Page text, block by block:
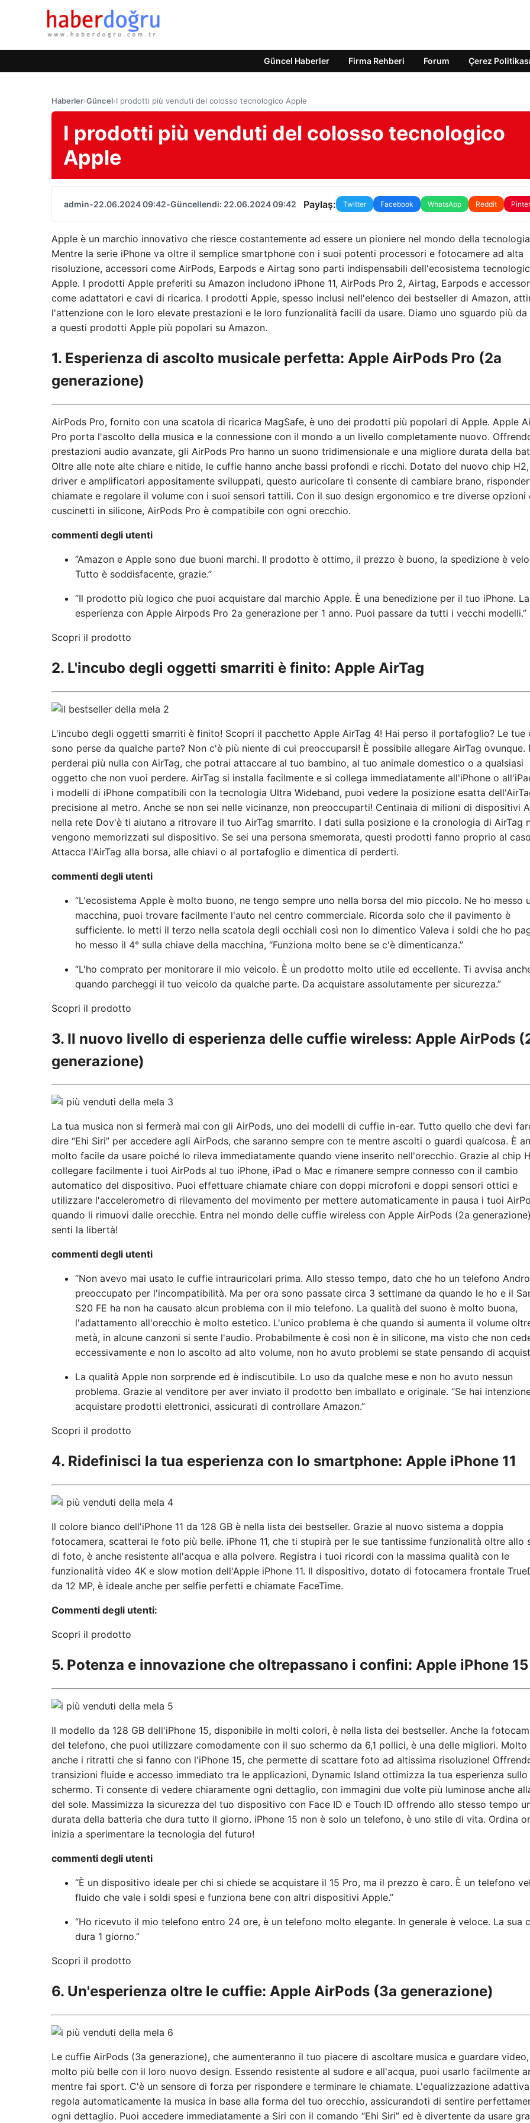
Güncel Haberler Firma Rehberi Forum Çerez Politikası
Haberler›Güncel›I prodotti più venduti del colosso tecnologico Apple
I prodotti più venduti del colosso tecnologico
Apple
admin•22.06.2024 09:42•Güncellendi: 22.06.2024 09:42 Paylaş: Twitter Facebook WhatsApp Reddit
Apple è un marchio innovativo che riesce costantemente ad essere un pioniere nel mondo della
Mentre la serie iPhone va oltre il semplice smartphone con i suoi potenti processori e fotocamere ad alta
risoluzione, accessori come AirPods, Earpods e Airtag sono parti indispensabili dell'ecosistema
Apple. I prodotti Apple preferiti su Amazon includono iPhone 11, AirPods Pro 2, Airtag, Earpods e
come adattatori e cavi di ricarica. I prodotti Apple, spesso inclusi nell'elenco dei bestseller di Amazon,
l'attenzione con le loro elevate prestazioni e le loro funzionalità facili da usare. Diamo uno sguardo più da
a questi prodotti Apple più popolari su Amazon.
1. Esperienza di ascolto musicale perfetta: Apple AirPods Pro (2a
generazione)
AirPods Pro, fornito con una scatola di ricarica MagSafe, è uno dei prodotti più popolari di Apple. Apple
Pro porta l'ascolto della musica e la connessione con il mondo a un livello completamente nuovo.
prestazioni audio avanzate, gli AirPods Pro hanno un suono tridimensionale e una migliore durata della
Oltre alle note alte chiare e nitide, le cuffie hanno anche bassi profondi e ricchi. Dotato del nuovo chip
driver e amplificatori appositamente sviluppati, questo auricolare ti consente di cambiare brano,
chiamate e regolare il volume con i suoi sensori tattili. Con il suo design ergonomico e tre diverse opzioni
cuscinetti in silicone, AirPods Pro è compatibile con ogni orecchio.
commenti degli utenti
“Amazon e Apple sono due buoni marchi. Il prodotto è ottimo, il prezzo è buono, la spedizione è
Tutto è soddisfacente, grazie.”
“Il prodotto più logico che puoi acquistare dal marchio Apple. È una benedizione per il tuo iPhone.
esperienza con Apple Airpods Pro 2a generazione per 1 anno. Puoi passare da tutti i vecchi modelli.”
Scopri il prodotto
2. L'incubo degli oggetti smarriti è finito: Apple AirTag
L'incubo degli oggetti smarriti è finito! Scopri il pacchetto Apple AirTag 4! Hai perso il portafoglio? Le tue
sono perse da qualche parte? Non c'è più niente di cui preoccuparsi! È possibile allegare AirTag ovunque.
perderai più nulla con AirTag, che potrai attaccare al tuo bambino, al tuo animale domestico o a qualsiasi
oggetto che non vuoi perdere. AirTag si installa facilmente e si collega immediatamente all'iPhone o
i modelli di iPhone compatibili con la tecnologia Ultra Wideband, puoi vedere la posizione esatta
precisione al metro. Anche se non sei nelle vicinanze, non preoccuparti! Centinaia di milioni di dispositivi
nella rete Dov'è ti aiutano a ritrovare il tuo AirTag smarrito. I dati sulla posizione e la cronologia di AirTag
vengono memorizzati sul dispositivo. Se sei una persona smemorata, questi prodotti fanno proprio al
Attacca l'AirTag alla borsa, alle chiavi o al portafoglio e dimentica di perderti.
commenti degli utenti
“L'ecosistema Apple è molto buono, ne tengo sempre uno nella borsa del mio piccolo. Ne ho messo
macchina, puoi trovare facilmente l'auto nel centro commerciale. Ricorda solo che il pavimento è
sufficiente. Io metti il ​​terzo nella scatola degli occhiali così non lo dimentico Valeva i soldi che ho
ho messo il 4° sulla chiave della macchina, “Funziona molto bene se c'è dimenticanza.”
“L'ho comprato per monitorare il mio veicolo. È un prodotto molto utile ed eccellente. Ti avvisa
quando parcheggi il tuo veicolo da qualche parte. Da acquistare assolutamente per sicurezza.”
Scopri il prodotto
3. Il nuovo livello di esperienza delle cuffie wireless: Apple AirPods
generazione)
La tua musica non si fermerà mai con gli AirPods, uno dei modelli di cuffie in-ear. Tutto quello che devi
dire “Ehi Siri” per accedere agli AirPods, che saranno sempre con te mentre ascolti o guardi qualcosa. È
molto facile da usare poiché lo rileva immediatamente quando viene inserito nell'orecchio. Grazie al chip
collegare facilmente i tuoi AirPods al tuo iPhone, iPad o Mac e rimanere sempre connesso con il cambio
automatico del dispositivo. Puoi effettuare chiamate chiare con doppi microfoni e doppi sensori ottici e
utilizzare l'accelerometro di rilevamento del movimento per mettere automaticamente in pausa i tuoi
quando li rimuovi dalle orecchie. Entra nel mondo delle cuffie wireless con Apple AirPods (2a
senti la libertà!
commenti degli utenti
“Non avevo mai usato le cuffie intrauricolari prima. Allo stesso tempo, dato che ho un telefono
preoccupato per l'incompatibilità. Ma per ora sono passate circa 3 settimane da quando le ho e il
S20 FE ha non ha causato alcun problema con il mio telefono. La qualità del suono è molto buona,
l'adattamento all'orecchio è molto estetico. L'unico problema è che quando si aumenta il volume
metà, in alcune canzoni si sente l'audio. Probabilmente è così non è in silicone, ma visto che non
eccessivamente e non lo ascolto ad alto volume, non ho avuto problemi se state pensando di
La qualità Apple non sorprende ed è indiscutibile. Lo uso da qualche mese e non ho avuto nessun
problema. Grazie al venditore per aver inviato il prodotto ben imballato e originale. “Se hai
acquistare prodotti elettronici, assicurati di controllare Amazon.”
Scopri il prodotto
4. Ridefinisci la tua esperienza con lo smartphone: Apple iPhone 11
Il colore bianco dell'iPhone 11 da 128 GB è nella lista dei bestseller. Grazie al nuovo sistema a doppia
fotocamera, scatterai le foto più belle. iPhone 11, che ti stupirà per le sue tantissime funzionalità oltre allo
di foto, è anche resistente all'acqua e alla polvere. Registra i tuoi ricordi con la massima qualità con le
funzionalità video 4K e slow motion dell'Apple iPhone 11. Il dispositivo, dotato di fotocamera frontale
da 12 MP, è ideale anche per selfie perfetti e chiamate FaceTime.
Commenti degli utenti:
Scopri il prodotto
5. Potenza e innovazione che oltrepassano i confini: Apple iPhone 15
Il modello da 128 GB dell'iPhone 15, disponibile in molti colori, è nella lista dei bestseller. Anche la
del telefono, che puoi utilizzare comodamente con il suo schermo da 6,1 pollici, è una delle migliori. Molto
anche i ritratti che si fanno con l'iPhone 15, che permette di scattare foto ad altissima risoluzione!
transizioni fluide e accesso immediato tra le applicazioni, Dynamic Island ottimizza la tua esperienza sullo
schermo. Ti consente di vedere chiaramente ogni dettaglio, con immagini due volte più luminose anche
del sole. Massimizza la sicurezza del tuo dispositivo con Face ID e Touch ID offrendo allo stesso tempo
durata della batteria che dura tutto il giorno. iPhone 15 non è solo un telefono, è uno stile di vita. Ordina
inizia a sperimentare la tecnologia del futuro!
commenti degli utenti
“È un dispositivo ideale per chi si chiede se acquistare il 15 Pro, ma il prezzo è caro. È un telefono
fluido che vale i soldi spesi e funziona bene con altri dispositivi Apple.”
“Ho ricevuto il mio telefono entro 24 ore, è un telefono molto elegante. In generale è veloce. La sua
dura 1 giorno.”
Scopri il prodotto
6. Un'esperienza oltre le cuffie: Apple AirPods (3a generazione)
Le cuffie AirPods (3a generazione), che aumenteranno il tuo piacere di ascoltare musica e guardare
molto più belle con il loro nuovo design. Essendo resistente al sudore e all'acqua, puoi usarlo facilmente
mentre fai sport. C'è un sensore di forza per rispondere e terminare le chiamate. L'equalizzazione adattiva
regola automaticamente la musica in base alla forma del tuo orecchio, assicurandoti di sentire
ogni dettaglio. Puoi accedere immediatamente a Siri con il comando “Ehi Siri” ed è divertente da usare